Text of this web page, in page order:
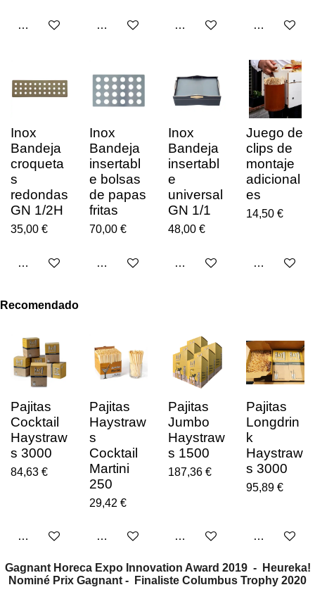
Ajouter au panierAjouter au panierAjouter au panierAjouter au
Inox
Bandeja
croqueta
s
redondas
GN 1/2H
35,00 €
Ajouter au panier
Inox
Bandeja
insertabl
e bolsas
de papas
fritas
70,00 €
Ajouter au panier
Inox
Bandeja
insertabl
e
universal
GN 1/1
48,00 €
Ajouter au panier
Juego de
clips de
montaje
adicional
es
14,50 €
Ajouter au
Recomendado
Pajitas
Cocktail
Haystraw
s 3000
84,63 €
Ajouter au panier
Pajitas
Haystraw
s
Cocktail
Martini
250
29,42 €
Ajouter au panier
Pajitas
Jumbo
Haystraw
s 1500
187,36 €
Ajouter au panier
Pajitas
Longdrin
k
Haystraw
s 3000
95,89 €
Ajouter au
Gagnant Horeca Expo Innovation Award 2019 - Heureka!
Nominé Prix Gagnant -
Finaliste Columbus Trophy 2020